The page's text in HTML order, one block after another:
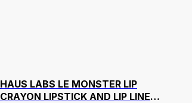
HAUS LABS LE MONSTER LIP
CRAYON LIPSTICK AND LIP LINER